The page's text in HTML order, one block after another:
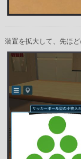
装置を拡大して、先ほ